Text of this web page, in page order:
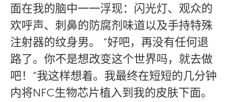
面在我的脑中一一浮现：闪光灯、观众的
欢呼声、刺鼻的防腐剂味道以及手持特殊
注射器的纹身男。 “好吧，再没有任何退
路了。你不是想改变这个世界吗，就去做
吧！”我这样想着。我最终在短短的几分钟
内将NFC生物芯片植入到我的皮肤下面。